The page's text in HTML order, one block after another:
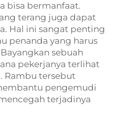
bisa bermanfaat.
terang juga dapat
Hal ini sangat penting
penanda yang harus
sebuah
pekerjanya terlihat
Rambu tersebut
pengemudi
terjadinya